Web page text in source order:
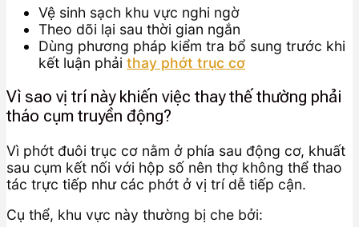
Vệ sinh sạch khu vực nghi ngờ
Theo dõi lại sau thời gian ngắn
Dùng phương pháp kiểm tra bổ sung trước khi
kết luận phải thay phớt trục cơ
Vì sao vị trí này khiến việc thay thế thường phải
tháo cụm truyền động?
Vì phớt đuôi trục cơ nằm ở phía sau động cơ, khuất
sau cụm kết nối với hộp số nên thợ không thể thao
tác trực tiếp như các phớt ở vị trí dễ tiếp cận.
Cụ thể, khu vực này thường bị che bởi: